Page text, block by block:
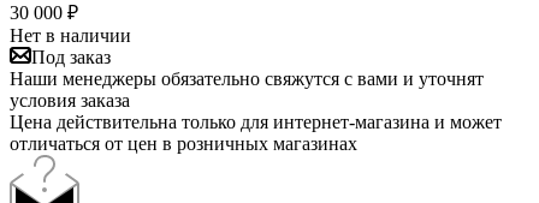
30 000 ₽
Нет в наличии
Под заказ
Наши менеджеры обязательно свяжутся с вами и уточнят
условия заказа
Цена действительна только для интернет-магазина и может
отличаться от цен в розничных магазинах